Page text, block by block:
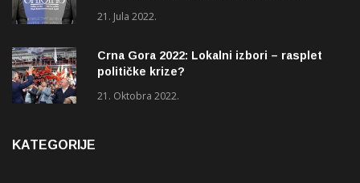
21. Jula 2022.
Crna Gora 2022: Lokalni izbori – rasplet
političke krize?
21. Oktobra 2022.
KATEGORIJE